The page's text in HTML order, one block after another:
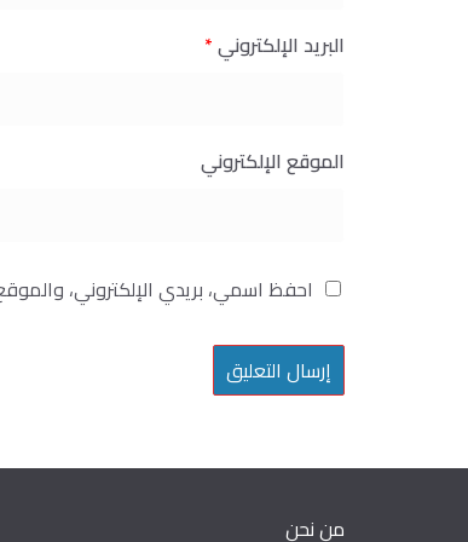
البريد الإلكتروني*
الموقع الإلكتروني
احفظ اسمي، بريدي الإلكتروني،
من نحن